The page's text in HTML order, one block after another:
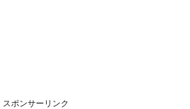
スポンサーリンク